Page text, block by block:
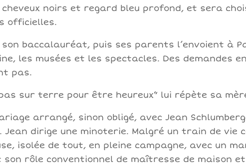
noirs et regard bleu profond, et sera
officielles.
son baccalauréat, puis ses parents l’envoient à
les musées et les spectacles. Des
pas.
pas sur terre pour être heureux” lui répète sa
arrangé, sinon obligé, avec Jean
dirige une minoterie. Malgré un train de vie
isolée de tout, en pleine campagne, avec un
son rôle conventionnel de maîtresse de maison